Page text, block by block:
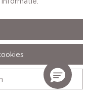
Voorwaarden
Voorbehouden